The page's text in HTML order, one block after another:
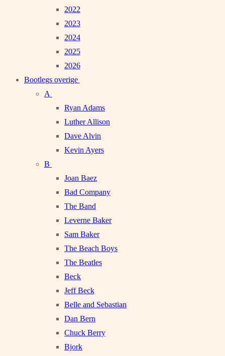
2022
2023
2024
2025
2026
Bootlegs overige
A
Ryan Adams
Luther Allison
Dave Alvin
Kevin Ayers
B
Joan Baez
Bad Company
The Band
Leverne Baker
Sam Baker
The Beach Boys
The Beatles
Beck
Jeff Beck
Belle and Sebastian
Dan Bern
Chuck Berry
Bjork